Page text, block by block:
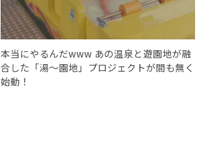
本当にやるんだwww あの温泉と遊園地が融
合した「湯〜園地」プロジェクトが間も無く
始動！